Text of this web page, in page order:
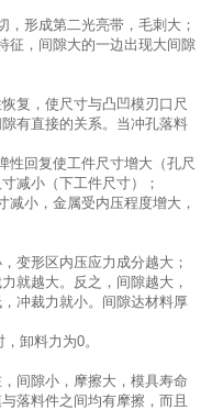
，形成第二光亮带，毛刺大；
征，间隙大的一边出现大间隙
复，使尺寸与凸凹模刃口尺
有直接的关系。当冲孔落料
性回复使工件尺寸增大（孔尺
减小（下工件尺寸）；
减小，金属受内压程度增大，
变形区内压应力成分越大；
就越大。反之，间隙越大，
冲裁力就小。间隙达材料厚
卸料力为0。
间隙小，摩擦大，模具寿命
落料件之间均有摩擦，而且